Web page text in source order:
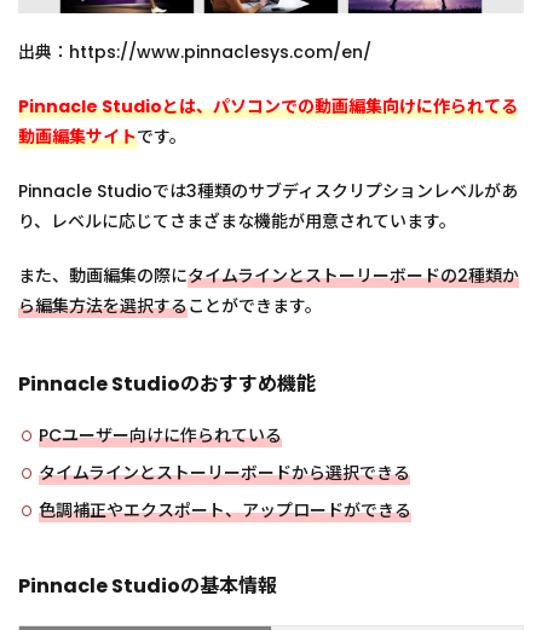
出典：https://www.pinnaclesys.com/en/
Pinnacle Studioとは、パソコンでの動画編集向けに作られてる
動画編集サイトです。
Pinnacle Studioでは3種類のサブディスクリプションレベルがあ
り、レベルに応じてさまざまな機能が用意されています。
また、動画編集の際にタイムラインとストーリーボードの2種類か
ら編集方法を選択することができます。
Pinnacle Studioのおすすめ機能
PCユーザー向けに作られている
タイムラインとストーリーボードから選択できる
色調補正やエクスポート、アップロードができる
Pinnacle Studioの基本情報